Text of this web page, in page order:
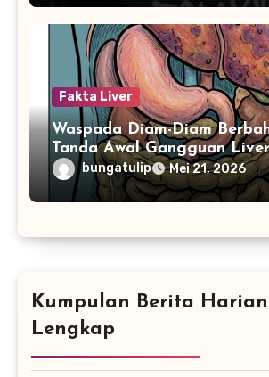
Fakta Liver
Waspada Diam-Diam
Tanda Awal Gangguan
Lambung
bungatulip Mei 21, 2026
Kumpulan Berita
Lengkap